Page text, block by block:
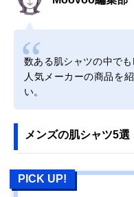
数ある肌シャツの中で
人気メーカーの商品を
い。
メンズの肌シャツ5選
PICK UP!